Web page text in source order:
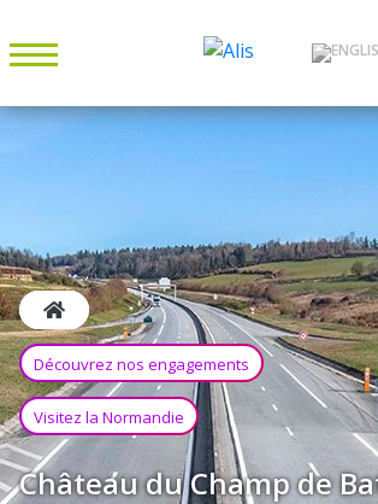
Découvrez nos engagements
Visitez la Normandie
Château du Champ de